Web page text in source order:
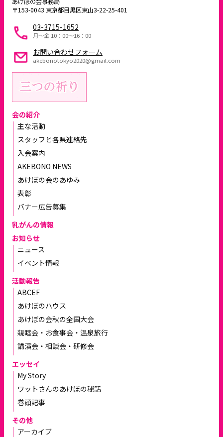
〒153-0043 東京都目黒区東山3-22-25-401
03-3715-1652
月～金 10：00〜16：00
お問い合わせフォーム
akebonotokyo2020@gmail.com
会の紹介
主な活動
スタッフと各県連絡先
入会案内
AKEBONO NEWS
あけぼの会のあゆみ
表彰
バナー広告募集
乳がんの情報
お知らせ
ニュース
イベント情報
活動報告
ABCEF
あけぼのハウス
あけぼの会秋の全国大会
親睦会・お食事会・温泉旅行
講演会・相談会・研修会
エッセイ
My Story
ワットさんのあけぼの秘話
巻頭記事
その他
アーカイブ